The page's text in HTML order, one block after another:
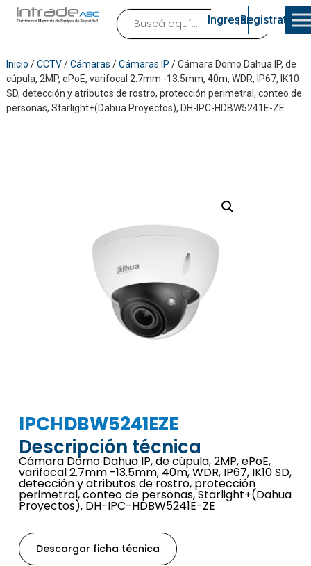
Ingresar¡Registrate!
Inicio /CCTV/Cámaras /Cámaras IP / Cámara Domo Dahua IP, de
cúpula, 2MP, ePoE, varifocal 2.7mm -13.5mm, 40m, WDR, IP67, IK10
SD, detección y atributos de rostro, protección perimetral, conteo de
personas, Starlight+(Dahua Proyectos), DH-IPC-HDBW5241E-ZE
IPCHDBW5241EZE
Descripción técnica
Cámara Domo Dahua IP, de cúpula, 2MP, ePoE,
varifocal 2.7mm -13.5mm, 40m, WDR, IP67, IK10 SD,
detección y atributos de rostro, protección
perimetral, conteo de personas, Starlight+(Dahua
Proyectos), DH-IPC-HDBW5241E-ZE
Descargar ficha técnica